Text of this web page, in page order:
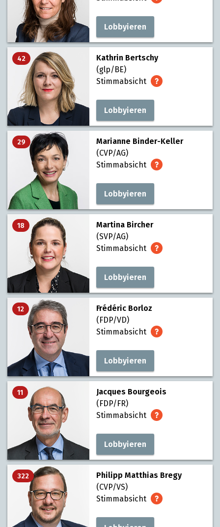
Lobbyieren
42
Kathrin Bertschy
(glp/BE)
Stimmabsicht
Lobbyieren
29
Marianne Binder-Keller
(CVP/AG)
Stimmabsicht
Lobbyieren
18
Martina Bircher
(SVP/AG)
Stimmabsicht
Lobbyieren
12
Frédéric Borloz
(FDP/VD)
Stimmabsicht
Lobbyieren
11
Jacques Bourgeois
(FDP/FR)
Stimmabsicht
Lobbyieren
322
Philipp Matthias Bregy
(CVP/VS)
Stimmabsicht